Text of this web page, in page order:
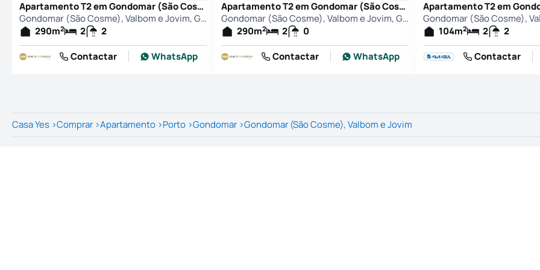
Apartamento T2 em Gondomar (São Cosme), Valbom e Jovim, Gondomar
Gondomar (São Cosme), Valbom e Jovim, Gondomar
290m2 2
2
Contactar
WhatsApp
Apartamento T2 em Gondomar (São Cosme), Valbom e Jovim, Gondomar
Gondomar (São Cosme), Valbom e Jovim, Gondomar
290m2 2
0
Contactar
WhatsApp
104m2 2
2
Contactar
Casa Yes >Comprar >Apartamento >Porto >Gondomar >Gondomar (São Cosme), Valbom e Jovim